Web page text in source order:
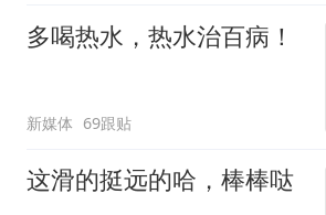
多喝热水，热水治百病！
新媒体 69跟贴
这滑的挺远的哈，棒棒哒